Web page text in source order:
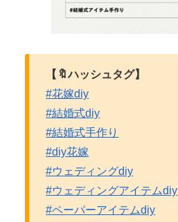
【🔖ハッシュタグ】
#花嫁diy
#結婚式diy
#結婚式手作り
#diy花嫁
#ウェディングdiy
#ウェディングアイテムdiy
#ペーパーアイテムdiy